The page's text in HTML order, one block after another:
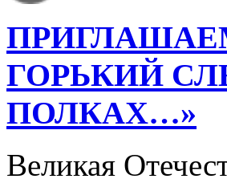
ГОРЬКИЙ
ПОЛКАХ…»
Великая